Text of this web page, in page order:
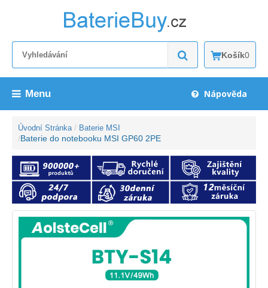
Košík0
Menu Nápověda
Úvodní Stránka Baterie MSI
Baterie do notebooku MSI GP60 2PE